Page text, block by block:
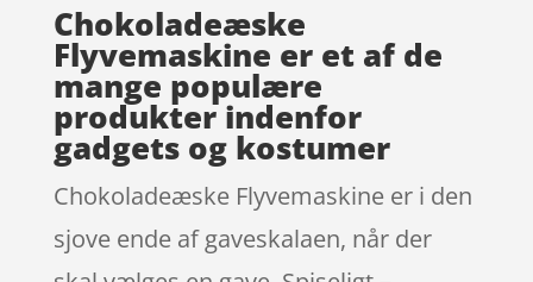
Chokoladeæske
Flyvemaskine er et af de
mange populære
produkter indenfor
gadgets og kostumer
Chokoladeæske Flyvemaskine er i den
sjove ende af gaveskalaen, når der